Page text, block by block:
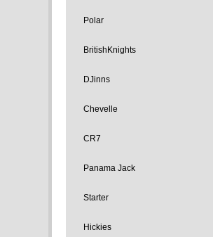
Polar
BritishKnights
DJinns
Chevelle
CR7
Panama Jack
Starter
Hickies